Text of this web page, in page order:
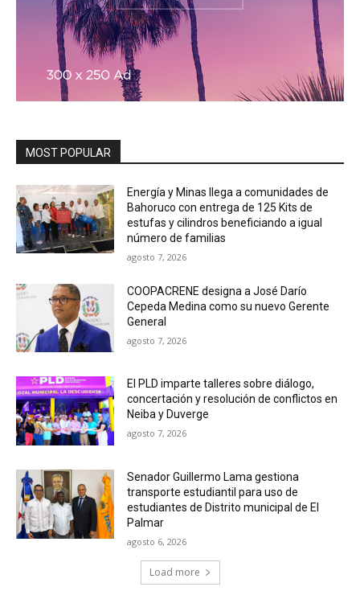
MOST POPULAR
Energía y Minas llega a comunidades de
Bahoruco con entrega de 125 Kits de
estufas y cilindros beneficiando a igual
número de familias
agosto 7, 2026
COOPACRENE designa a José Darío
Cepeda Medina como su nuevo Gerente
General
agosto 7, 2026
El PLD imparte talleres sobre diálogo,
concertación y resolución de conflictos en
Neiba y Duverge
agosto 7, 2026
Senador Guillermo Lama gestiona
transporte estudiantil para uso de
estudiantes de Distrito municipal de El
Palmar
agosto 6, 2026
Load more